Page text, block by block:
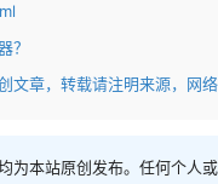
？
章，转载请注明来源，网
为本站原创发布。任何个人